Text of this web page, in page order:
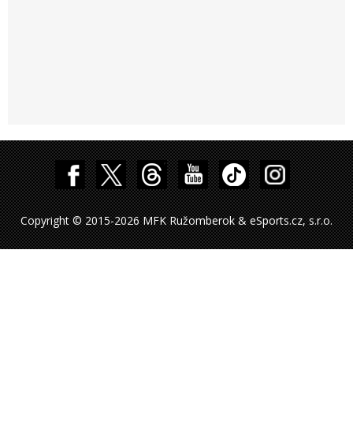
Copyright © 2015-2026 MFK Ružomberok & eSports.cz, s.r.o.